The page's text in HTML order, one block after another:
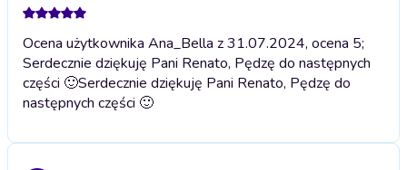
Ocena użytkownika Ana_Bella z 31.07.2024, ocena 5;
Serdecznie dziękuję Pani Renato, Pędzę do następnych
części 🙂Serdecznie dziękuję Pani Renato, Pędzę do
następnych części 🙂